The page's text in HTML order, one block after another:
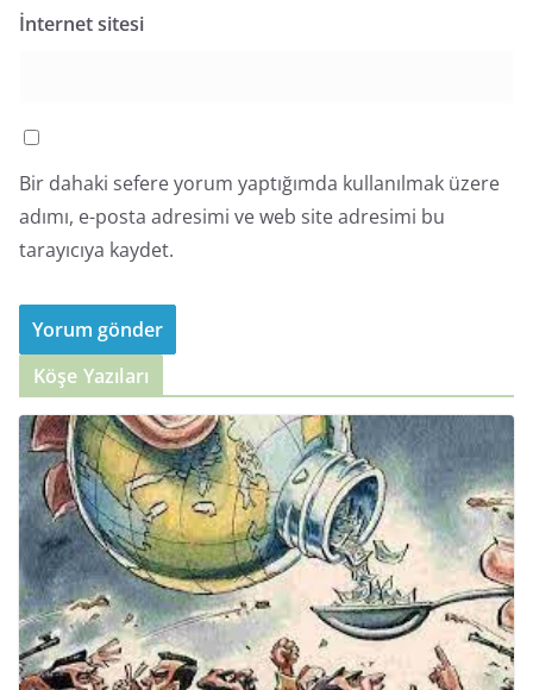
İnternet sitesi
Bir dahaki sefere yorum yaptığımda kullanılmak üzere
adımı, e-posta adresimi ve web site adresimi bu
tarayıcıya kaydet.
Köşe Yazıları